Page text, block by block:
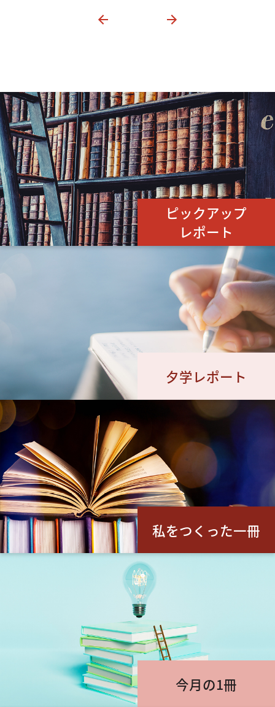
ピックアップ
レポート
夕学レポート
私をつくった一冊
今月の1冊